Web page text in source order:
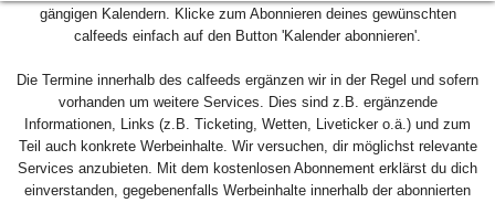
gängigen Kalendern. Klicke zum Abonnieren deines gewünschten
calfeeds einfach auf den Button 'Kalender abonnieren'.
Die Termine innerhalb des calfeeds ergänzen wir in der Regel und sofern
vorhanden um weitere Services. Dies sind z.B. ergänzende
Informationen, Links (z.B. Ticketing, Wetten, Liveticker o.ä.) und zum
Teil auch konkrete Werbeinhalte. Wir versuchen, dir möglichst relevante
Services anzubieten. Mit dem kostenlosen Abonnement erklärst du dich
einverstanden, gegebenenfalls Werbeinhalte innerhalb der abonnierten